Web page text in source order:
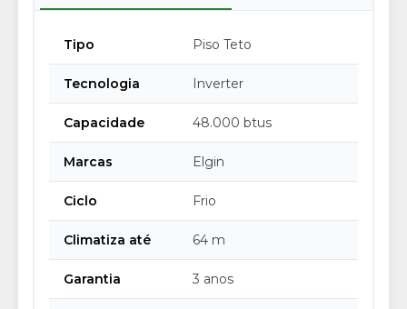
Tipo Piso Teto
Tecnologia Inverter
Capacidade 48.000 btus
Marcas Elgin
Ciclo Frio
Climatiza até 64 m
Garantia 3 anos